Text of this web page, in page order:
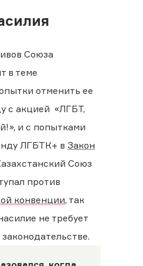
Союза
в теме
отменить ее
с акцией «ЛГБТ,
и с попытками
ЛГБТК+ в Закон
Союз
против
конвенции, так
не требует